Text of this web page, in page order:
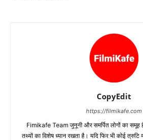
CopyEdit
https://filmikafe.com
Fimikafe Team जुनूनी और समर्पित लोगों का समूह
तथ्‍यों का विशेष ध्‍यान रखता है। यदि फिर भी कोई